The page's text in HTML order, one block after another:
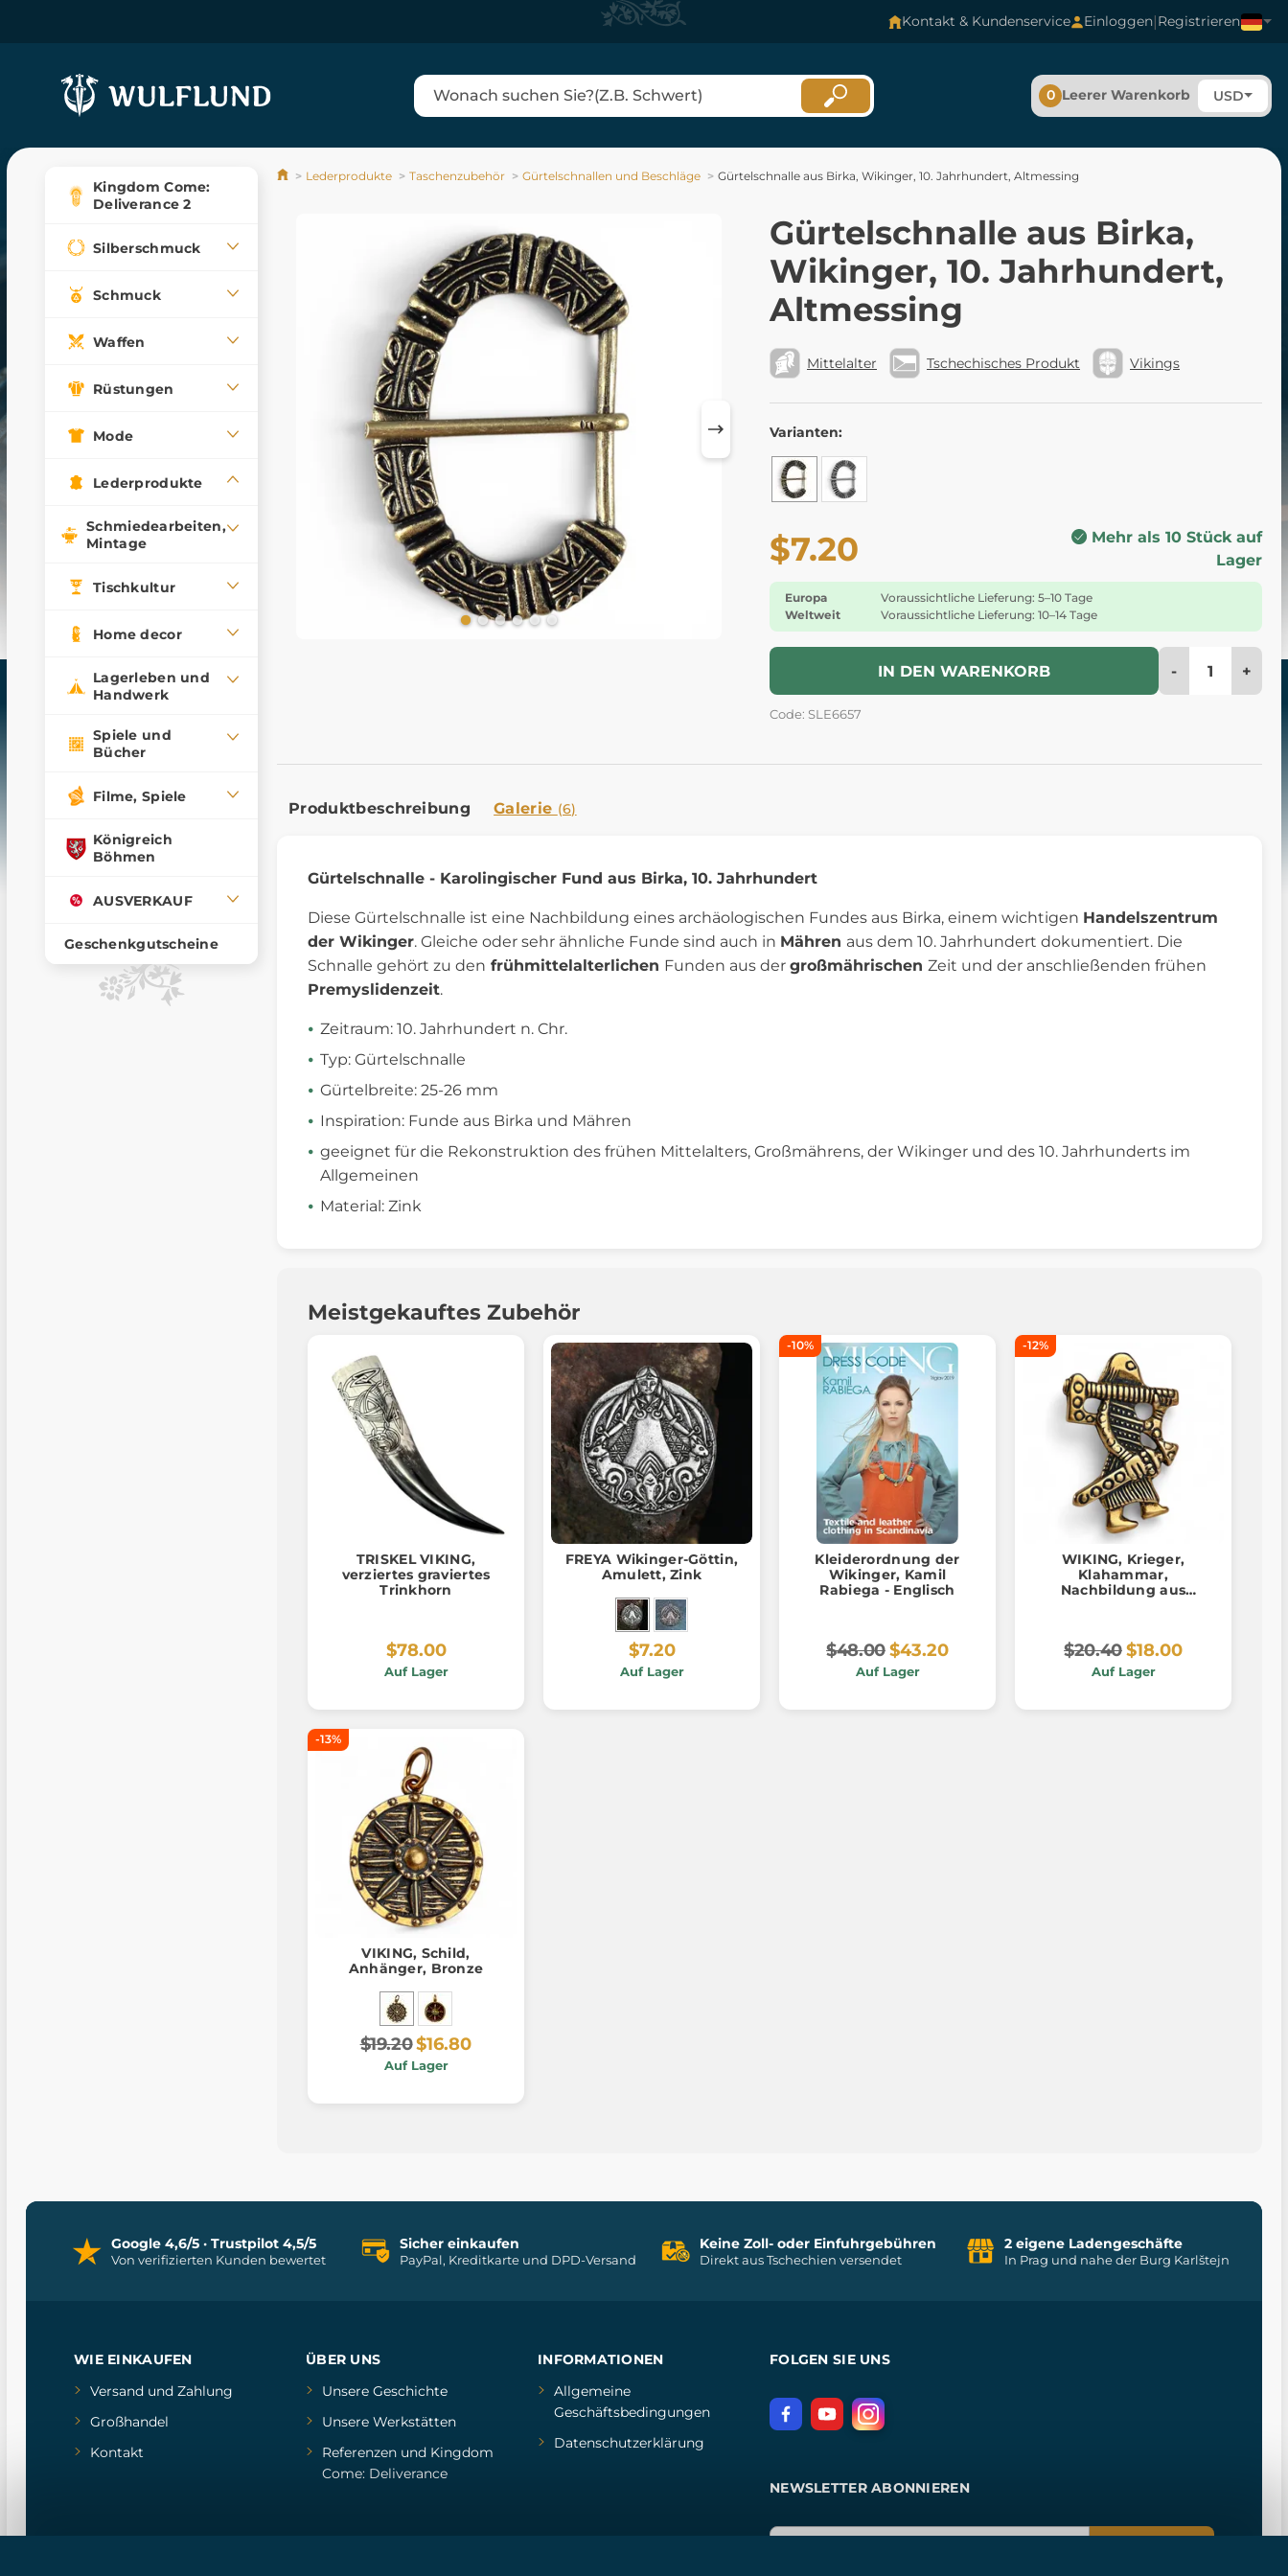
Kontakt & Kundenservice Einloggen|Registrieren
0 Leerer Warenkorb USD
Kingdom Come:
Deliverance 2
Silberschmuck
Schmuck
Waffen
Rüstungen
Mode
Lederprodukte
Schmiedearbeiten,
Mintage
Tischkultur
Home decor
Lagerleben und
Handwerk
Spiele und
Bücher
Filme, Spiele
Königreich
Böhmen
AUSVERKAUF
Geschenkgutscheine
Lederprodukte Taschenzubehör Gürtelschnallen und Beschläge Gürtelschnalle aus Birka, Wikinger, 10. Jahrhundert, Altmessing
Gürtelschnalle aus Birka,
Wikinger, 10. Jahrhundert,
Altmessing
Mittelalter Tschechisches Produkt Vikings
Varianten:
$7.20
Mehr als 10 Stück auf
Lager
Europa
Voraussichtliche Lieferung: 5–10 Tage
Weltweit
Voraussichtliche Lieferung: 10–14 Tage
IN DEN WARENKORB - +
Code: SLE6657
Produktbeschreibung Galerie (6)
Gürtelschnalle - Karolingischer Fund aus Birka, 10. Jahrhundert
Diese Gürtelschnalle ist eine Nachbildung eines archäologischen Fundes aus Birka, einem wichtigen Handelszentrum
der Wikinger. Gleiche oder sehr ähnliche Funde sind auch in Mähren aus dem 10. Jahrhundert dokumentiert. Die
Schnalle gehört zu den frühmittelalterlichen Funden aus der großmährischen Zeit und der anschließenden frühen
Premyslidenzeit.
Zeitraum: 10. Jahrhundert n. Chr.
Typ: Gürtelschnalle
Gürtelbreite: 25-26 mm
Inspiration: Funde aus Birka und Mähren
geeignet für die Rekonstruktion des frühen Mittelalters, Großmährens, der Wikinger und des 10. Jahrhunderts im
Allgemeinen
Material: Zink
Meistgekauftes Zubehör
TRISKEL VIKING,
verziertes graviertes
Trinkhorn
$78.00
Auf Lager
FREYA Wikinger-Göttin,
Amulett, Zink
$7.20
Auf Lager
-10%
Kleiderordnung der
Wikinger, Kamil
Rabiega - Englisch
$48.00$43.20
Auf Lager
-12%
WIKING, Krieger,
Klahammar,
Nachbildung aus
$20.40$18.00
Auf Lager
-13%
VIKING, Schild,
Anhänger, Bronze
$19.20$16.80
Auf Lager
Google 4,6/5 · Trustpilot 4,5/5
Von verifizierten Kunden bewertet
Sicher einkaufen
PayPal, Kreditkarte und DPD-Versand
Keine Zoll- oder Einfuhrgebühren
Direkt aus Tschechien versendet
2 eigene Ladengeschäfte
In Prag und nahe der Burg Karlštejn
WIE EINKAUFEN
Versand und Zahlung
Großhandel
Kontakt
ÜBER UNS
Unsere Geschichte
Unsere Werkstätten
Referenzenund Kingdom
Come: Deliverance
INFORMATIONEN
Allgemeine
Geschäftsbedingungen
Datenschutzerklärung
FOLGEN SIE UNS
NEWSLETTER ABONNIEREN